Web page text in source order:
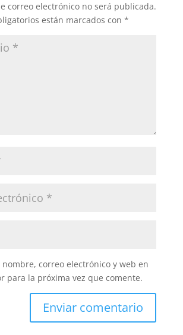
correo electrónico no será publicada.
están marcados con *
nombre, correo electrónico y web en
para la próxima vez que comente.